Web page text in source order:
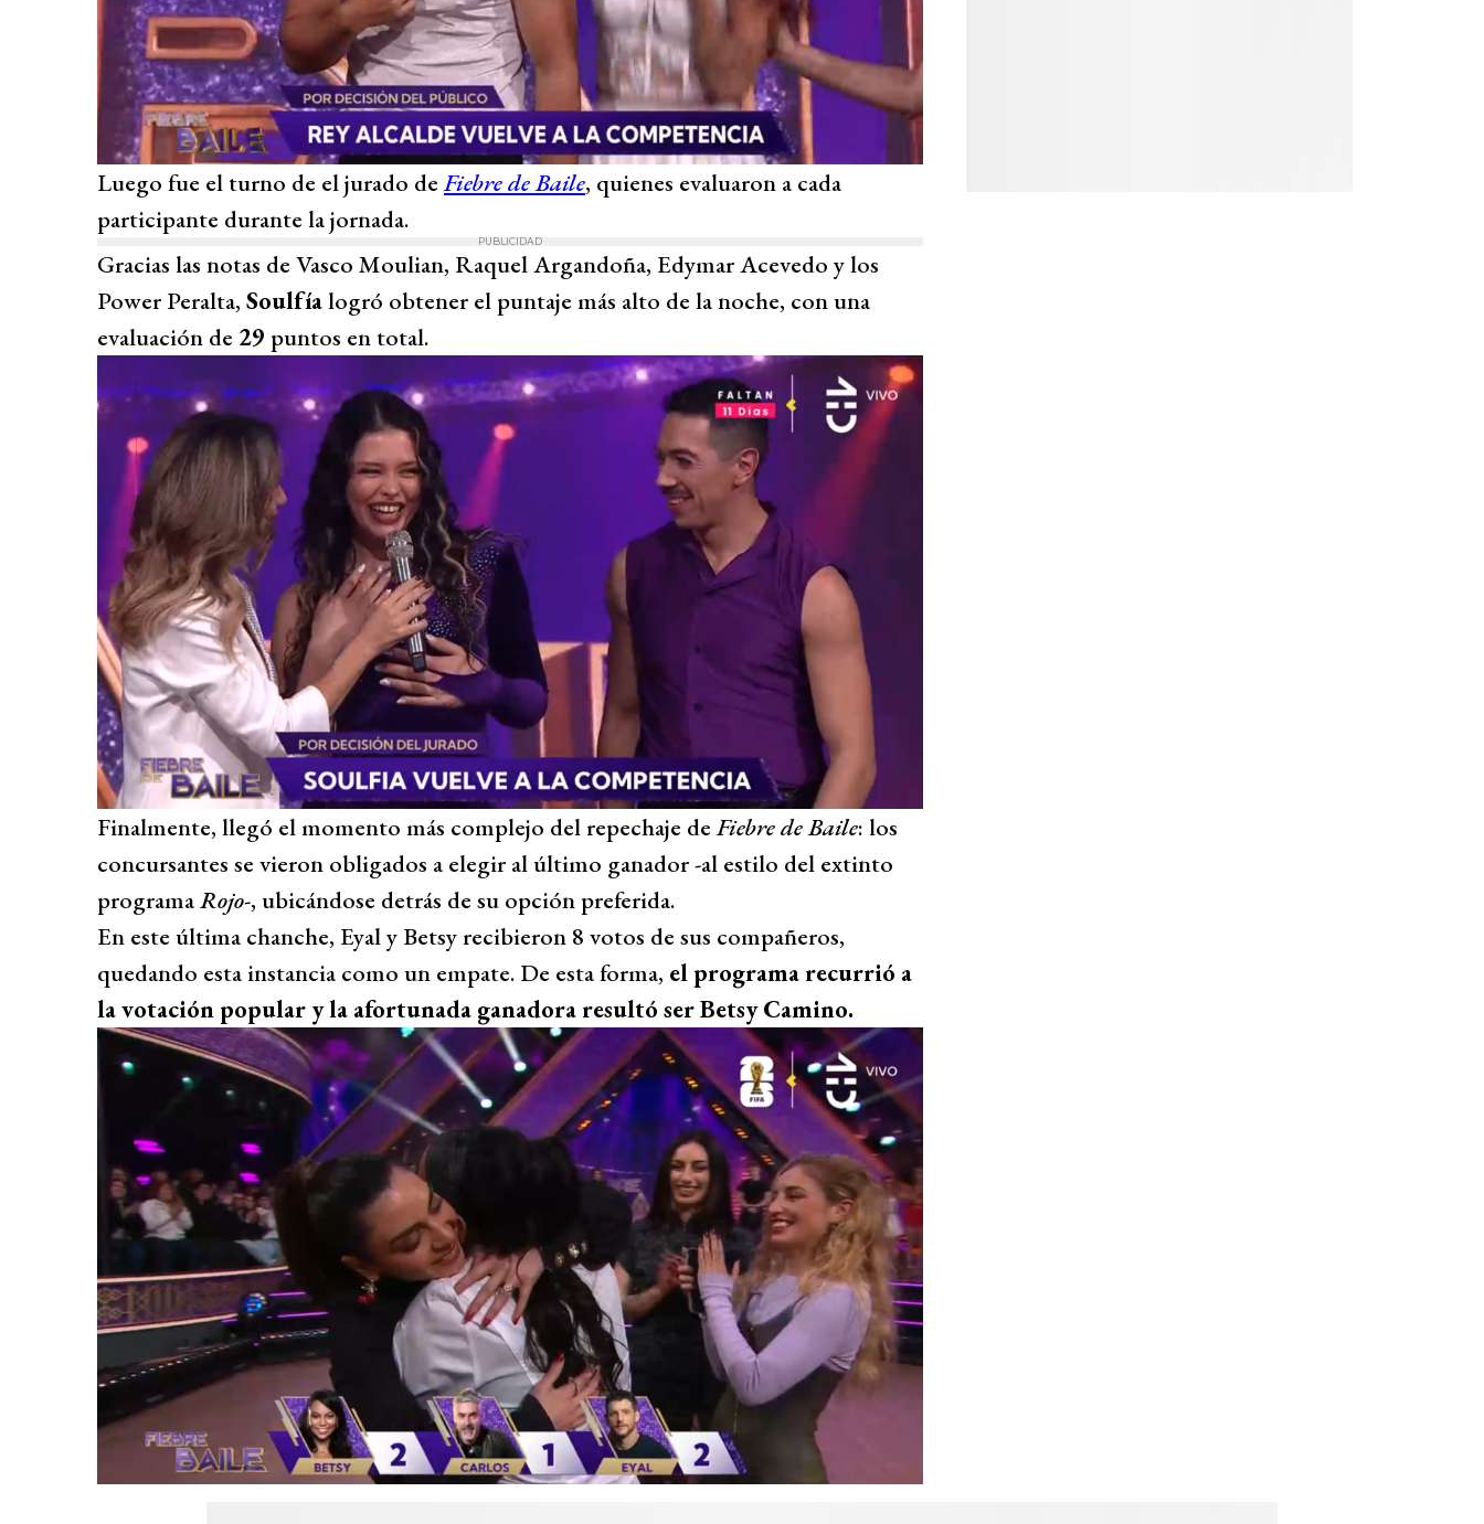
Luego fue el turno de el jurado deFiebre de Baile, quienes evaluaron a cada
participante durante la jornada.
PUBLICIDAD
Gracias las notas de Vasco Moulian, Raquel Argandoña, Edymar Acevedo y los
Power Peralta, Soulfíalogró obtener el puntaje más alto de la noche, con una
evaluación de 29 puntos en total.
Finalmente, llegó el momento más complejo del repechaje deFiebre de Baile: los
concursantes se vieron obligados a elegir al último ganador -al estilo del extinto
programaRojo-, ubicándose detrás de su opción preferida.
En este última chanche, Eyal y Betsy recibieron 8 votos de sus compañeros,
quedando esta instancia como un empate. De esta forma, el programa recurrió a
la votación popular y la afortunada ganadora resultó ser Betsy Camino.